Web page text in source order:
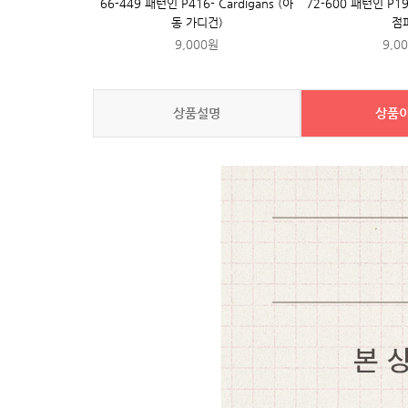
66-449 패턴인 P416- Cardigans (아
동 가디건)
9,000원
72-600 패턴인
점
상품설명 상품